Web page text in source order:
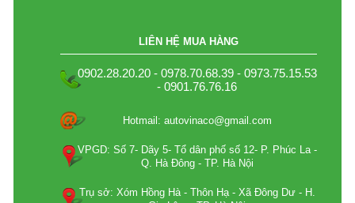
LIÊN HỆ MUA HÀNG
0902.28.20.20 - 0978.70.68.39 - 0973.75.15.53
- 0901.76.76.16
Hotmail: autovinaco@gmail.com
VPGD: Số 7- Dãy 5- Tổ dân phố số 12- P. Phúc La -
Q. Hà Đông - TP. Hà Nội
Trụ sở: Xóm Hồng Hà - Thôn Hạ - Xã Đông Dư - H.